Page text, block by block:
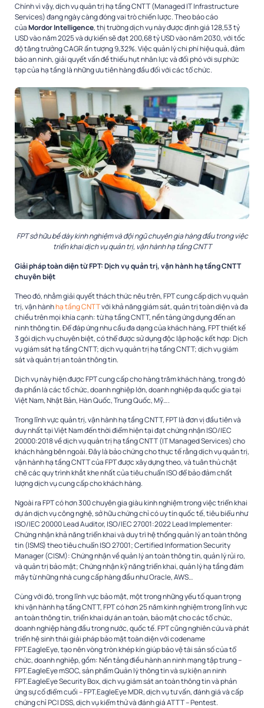
Chính vì vậy, dịch vụ quản trị hạ tầng CNTT (Managed IT Infrastructure
Services) đang ngày càng đóng vai trò chiến lược. Theo báo cáo
củaMordor Intelligence, thị trường dịch vụ này được định giá 128,53 tỷ
USD vào năm 2025 và dự kiến sẽ đạt 200,68 tỷ USD vào năm 2030, với tốc
độ tăng trưởng CAGR ấn tượng 9,32%. Việc quản lý chi phí hiệu quả, đảm
bảo an ninh, giải quyết vấn đề thiếu hụt nhân lực và đối phó với sự phức
tạp của hạ tầng là những ưu tiên hàng đầu đối với các tổ chức.
FPT sở hữu bề dày kinh nghiệm và đội ngũ chuyên gia hàng đầu trong việc
triển khai dịch vụ quản trị, vận hành hạ tầng CNTT
Giải pháp toàn diện từ FPT: Dịch vụ quản trị, vận hành hạ tầng CNTT
chuyên biệt
Theo đó, nhằm giải quyết thách thức nêu trên, FPT cung cấp dịch vụ quản
trị, vận hànhhạ tầng CNTTvới khả năng giám sát, quản trị toàn diện và đa
chiều trên mọi khía cạnh: từ hạ tầng CNTT, nền tảng ứng dụng đến an
ninh thông tin. Để đáp ứng nhu cầu đa dạng của khách hàng, FPT thiết kế
3 gói dịch vụ chuyên biệt, có thể được sử dụng độc lập hoặc kết hợp: Dịch
vụ giám sát hạ tầng CNTT; dịch vụ quản trị hạ tầng CNTT; dịch vụ giám
sát và quản trị an toàn thông tin.
Dịch vụ này hiện được FPT cung cấp cho hàng trăm khách hàng, trong đó
đa phần là các tổ chức, doanh nghiệp lớn, doanh nghiệp đa quốc gia tại
Việt Nam, Nhật Bản, Hàn Quốc, Trung Quốc, Mỹ….
Trong lĩnh vực quản trị, vận hành hạ tầng CNTT, FPT là đơn vị đầu tiên và
duy nhất tại Việt Nam đến thời điểm hiện tại đạt chứng nhận ISO/IEC
20000:2018 về dịch vụ quản trị hạ tầng CNTT (IT Managed Services) cho
khách hàng bên ngoài. Đây là bảo chứng cho thực tế rằng dịch vụ quản trị,
vận hành hạ tầng CNTT của FPT được xây dựng theo, và tuân thủ chặt
chẽ các quy trình khắt khe nhất của tiêu chuẩn ISO để bảo đảm chất
lượng dịch vụ cung cấp cho khách hàng.
Ngoài ra FPT có hơn 300 chuyên gia giàu kinh nghiệm trong việc triển khai
dự án dịch vụ công nghệ, sở hữu chứng chỉ có uy tín quốc tế, tiêu biểu như
ISO/IEC 20000 Lead Auditor, ISO/IEC 27001:2022 Lead Implementer:
Chứng nhận khả năng triển khai và duy trì hệ thống quản lý an toàn thông
tin (ISMS) theo tiêu chuẩn ISO 27001; Certified Information Security
Manager (CISM): Chứng nhận về quản lý an toàn thông tin, quản lý rủi ro,
và quản trị bảo mật; Chứng nhận kỹ năng triển khai, quản lý hạ tầng đám
mây từ những nhà cung cấp hàng đầu như Oracle, AWS…
Cùng với đó, trong lĩnh vực bảo mật, một trong những yếu tố quan trọng
khi vận hành hạ tầng CNTT, FPT có hơn 25 năm kinh nghiệm trong lĩnh vực
an toàn thông tin, triển khai dự án an toàn, bảo mật cho các tổ chức,
doanh nghiệp hàng đầu trong nước, quốc tế. FPT cũng nghiên cứu và phát
triển hệ sinh thái giải pháp bảo mật toàn diện với codename
FPT.EagleEye, tạo nên vòng tròn khép kín giúp bảo vệ tài sản số của tổ
chức, doanh nghiệp, gồm: Nền tảng điều hành an ninh mạng tập trung –
FPT.EagleEye mSOC, sản phẩm Quản lý thông tin và sự kiện an ninh
FPT.EagleEye Security Box, dịch vụ giám sát an toàn thông tin và phản
ứng sự cố điểm cuối – FPT.EagleEye MDR, dịch vụ tư vấn, đánh giá và cấp
chứng chỉ PCI DSS, dịch vụ kiểm thử và đánh giá ATTT – Pentest.